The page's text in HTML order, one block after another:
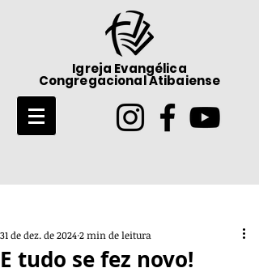
Igreja Evangélica
Congregacional Atibaiense
E tudo se fez novo!
31 de dez. de 20242 min de leitura